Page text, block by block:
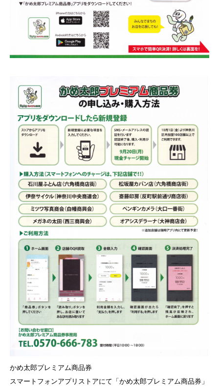
かめ太郎プレミアム商品券
スマートフォンアプリストアにて「かめ太郎プレミアム商品券」